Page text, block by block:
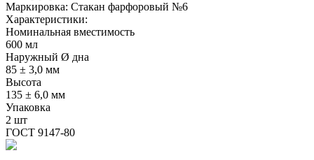
Маркировка: Стакан фарфоровый №6
Характеристики:
Номинальная вместимость
600 мл
Наружный Ø дна
85 ± 3,0 мм
Высота
135 ± 6,0 мм
Упаковка
2 шт
ГОСТ 9147-80